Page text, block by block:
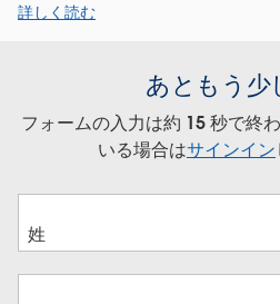
詳しく読む
あともう少
フォームの入力は約 15 秒で終
いる場合はサインイン